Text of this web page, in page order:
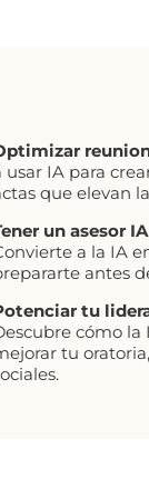
usar IA para
que elevan
un asesor
a la IA
antes
tu
cómo la
tu